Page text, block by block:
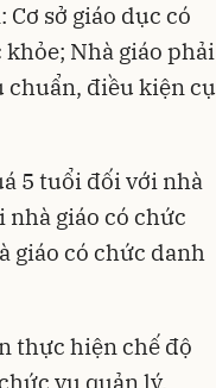
sở giáo dục có
Nhà giáo phải
chuẩn, điều kiện cụ
5 tuổi đối với nhà
giáo có chức
giáo có chức danh
thực hiện chế độ
vụ quản lý.